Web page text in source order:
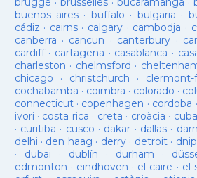
buenos aires· buffalo · bulgaria ·
cádiz · cairns· calgary · cambodja ·
canberra · cancun · canterbury ·
cardiff· cartagena · casablanca ·
charleston · chelmsford ·
chicago · christchurch · clermont-
cochabamba · coimbra · colorado ·
connecticut· copenhagen · cordoba ·
ivori · costa rica · creta · croàcia · cuba
· curitiba · cusco · dakar · dallas ·
delhi · den haag · derry· detroit·
· dubai · dublín · durham ·
edmonton · eindhoven · el caire · el